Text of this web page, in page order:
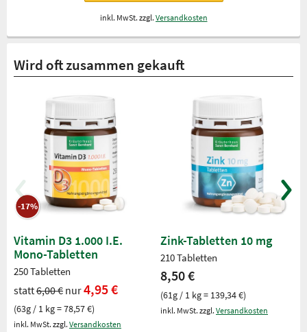
inkl. MwSt. zzgl. Versandkosten
Wird oft zusammen gekauft
-17%
Vitamin D3 1.000 I.E.
Mono-Tabletten
250 Tabletten
statt6,00 € nur4,95 €
(63g / 1 kg = 78,57 €)
inkl. MwSt. zzgl. Versandkosten
Zink-Tabletten 10 mg
210 Tabletten
8,50 €
(61g / 1 kg = 139,34 €)
inkl. MwSt. zzgl. Versandkosten